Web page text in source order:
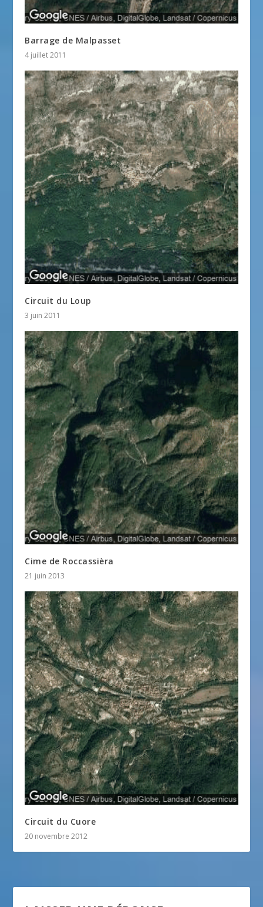
Barrage de Malpasset
4 juillet 2011
Circuit du Loup
3 juin 2011
Cime de Roccassièra
21 juin 2013
Circuit du Cuore
20 novembre 2012